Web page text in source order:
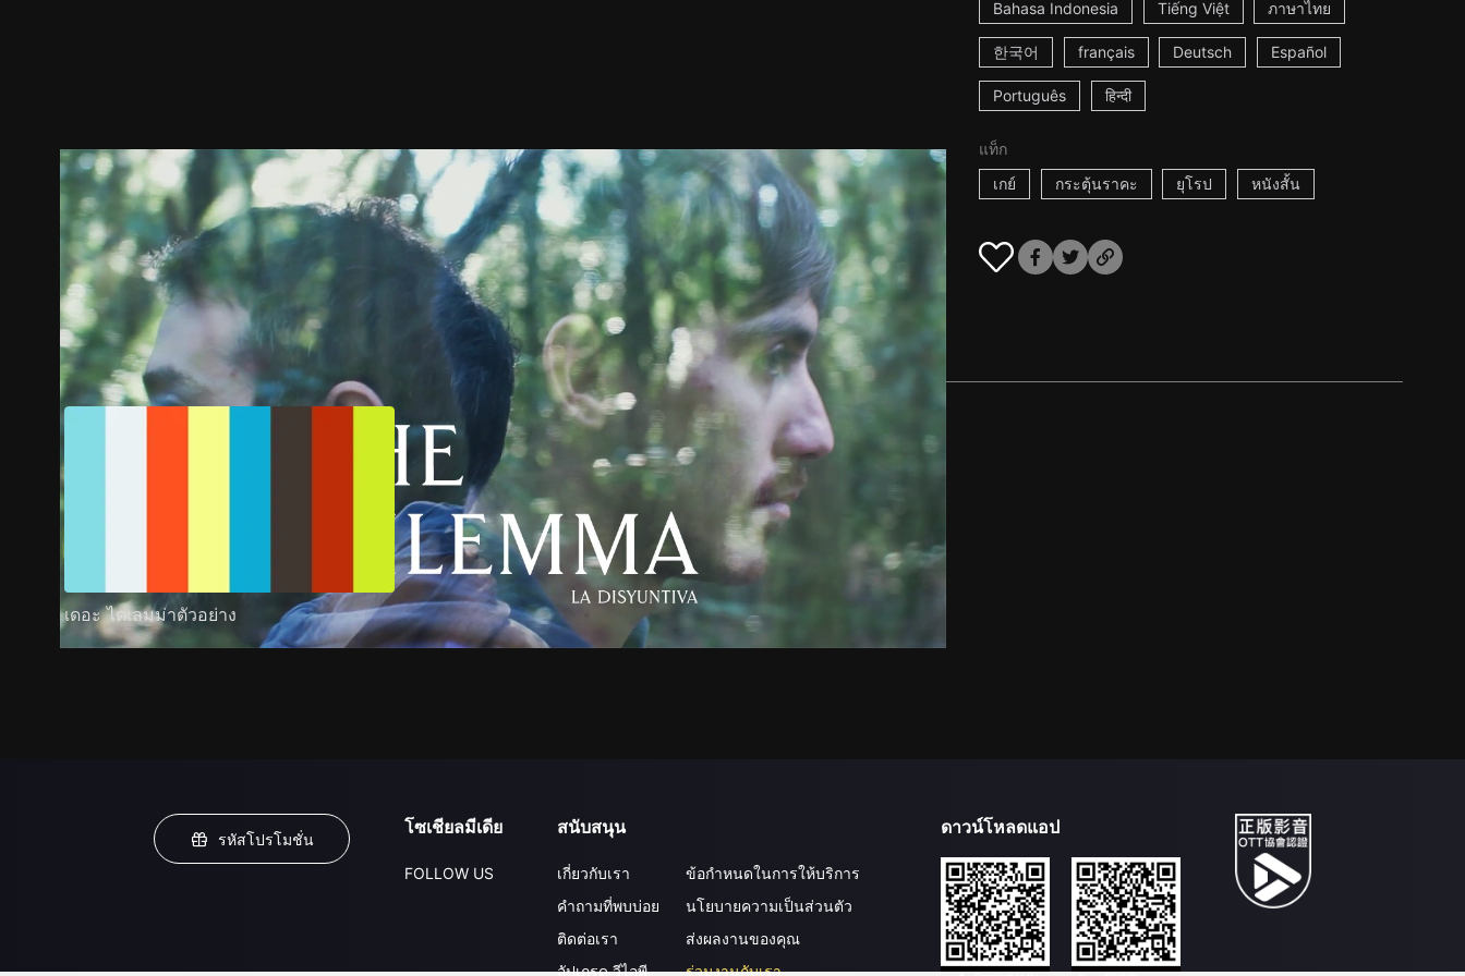
Bahasa Indonesia Tiếng Việt ภาษาไทย
한국어 français Deutsch Español
Português हिन्दी
แท็ก
เกย์
กระตุ้นราคะ ยุโรป หนังสั้น
ตัวอย่าง ภาพนิ่ง เนื้อหาที่แนะนำ
เดอะ ไดเลมม่าตัวอย่าง
รหัสโปรโมชั่น
โซเชียลมีเดีย
FOLLOW US
สนับสนุน
เกี่ยวกับเรา
คำถามที่พบบ่อย
ติดต่อเรา
อัปเกรด วีไอพี
ข้อกำหนดในการให้บริการ
นโยบายความเป็นส่วนตัว
ส่งผลงานของคุณ
ร่วมงานกับเรา
ดาวน์โหลดแอป